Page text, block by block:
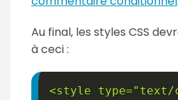
Au final, les styles CSS
à ceci :
<style type="text/